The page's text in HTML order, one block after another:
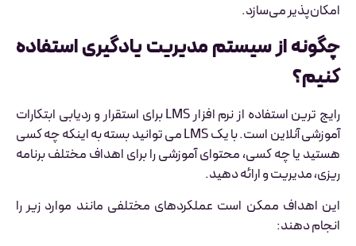
امکان‌پذیر می‌سازد.
چگونه از سیستم مدیریت یادگیری استفاده
کنیم؟
رایج ترین استفاده از نرم افزار LMS برای استقرار و ردیابی ابتکارات
آموزشی آنلاین است. با یک LMS می توانید بسته به اینکه چه کسی
هستید یا چه کسی، محتوای آموزشی را برای اهداف مختلف برنامه
ریزی، مدیریت و ارائه دهید.
این اهداف ممکن است عملکردهای مختلفی مانند موارد زیر را
انجام دهند: